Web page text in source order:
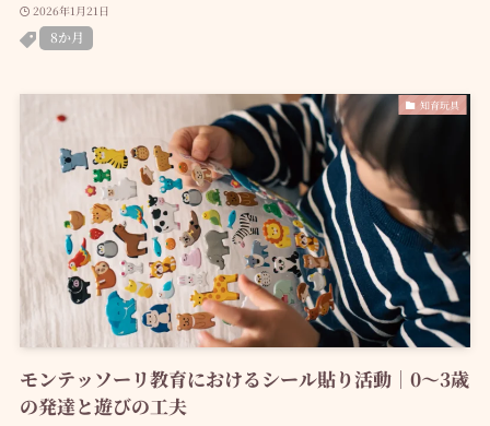
2026年1月21日
8か月
知育玩具
モンテッソーリ教育におけるシール貼り活動｜0〜3歳
の発達と遊びの工夫